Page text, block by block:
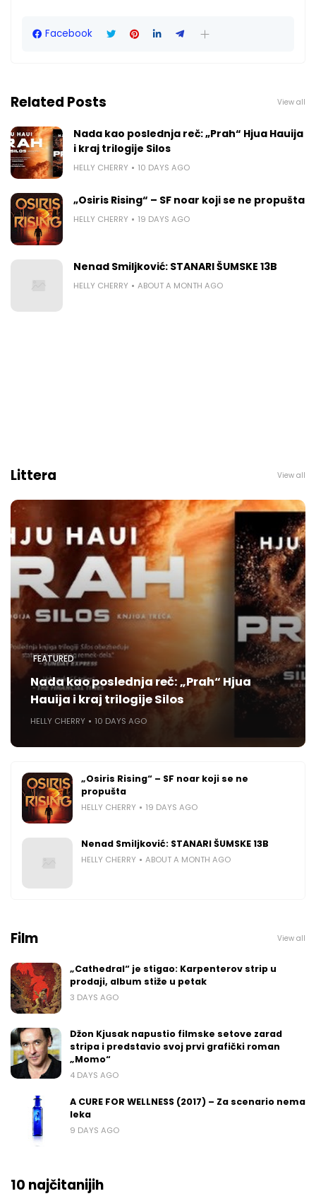
Facebook
Related Posts View all
Nada kao poslednja reč: „Prah“ Hjua Hauija
i kraj trilogije Silos
HELLY CHERRY 10 DAYS AGO
„Osiris Rising“ – SF noar koji se ne propušta
HELLY CHERRY 19 DAYS AGO
Nenad Smiljković: STANARI ŠUMSKE 13B
HELLY CHERRY ABOUT A MONTH AGO
Littera View all
FEATURED
Nada kao poslednja reč: „Prah“ Hjua
Hauija i kraj trilogije Silos
HELLY CHERRY 10 DAYS AGO
„Osiris Rising“ – SF noar koji se ne
propušta
HELLY CHERRY 19 DAYS AGO
Nenad Smiljković: STANARI ŠUMSKE 13B
HELLY CHERRY ABOUT A MONTH AGO
Film View all
„Cathedral“ je stigao: Karpenterov strip u
prodaji, album stiže u petak
3 DAYS AGO
Džon Kjusak napustio filmske setove zarad
stripa i predstavio svoj prvi grafički roman
„Momo“
4 DAYS AGO
A CURE FOR WELLNESS (2017) – Za scenario nema
leka
9 DAYS AGO
10 najčitanijih